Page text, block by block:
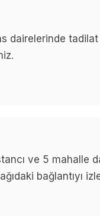
dairelerinde tadilat
ve 5 mahalle
bağlantıyı